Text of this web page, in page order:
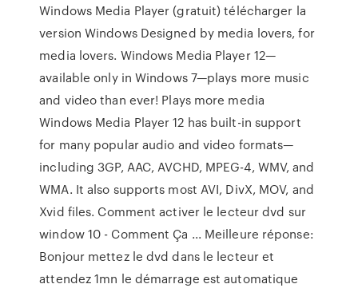
Windows Media Player (gratuit) télécharger la
version Windows Designed by media lovers, for
media lovers. Windows Media Player 12—
available only in Windows 7—plays more music
and video than ever! Plays more media
Windows Media Player 12 has built-in support
for many popular audio and video formats—
including 3GP, AAC, AVCHD, MPEG-4, WMV, and
WMA. It also supports most AVI, DivX, MOV, and
Xvid files. Comment activer le lecteur dvd sur
window 10 - Comment Ça ... Meilleure réponse:
Bonjour mettez le dvd dans le lecteur et
attendez 1mn le démarrage est automatique